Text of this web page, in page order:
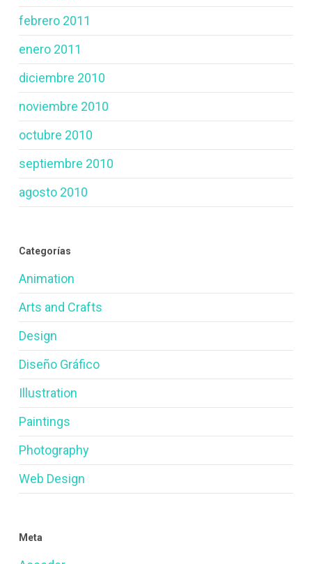
febrero 2011
enero 2011
diciembre 2010
noviembre 2010
octubre 2010
septiembre 2010
agosto 2010
Categorías
Animation
Arts and Crafts
Design
Diseño Gráfico
Illustration
Paintings
Photography
Web Design
Meta